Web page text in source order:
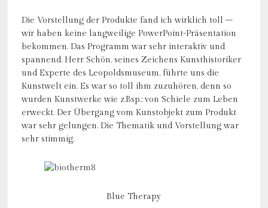
Die Vorstellung der Produkte fand ich wirklich toll –
wir haben keine langweilige PowerPoint-Präsentation
bekommen. Das Programm war sehr interaktiv und
spannend. Herr Schön, seines Zeichens Kunsthistoriker
und Experte des Leopoldsmuseum, führte uns die
Kunstwelt ein. Es war so toll ihm zuzuhören, denn so
wurden Kunstwerke wie z.Bsp.: von Schiele zum Leben
erweckt. Der Übergang vom Kunstobjekt zum Produkt
war sehr gelungen. Die Thematik und Vorstellung war
sehr stimmig.
Blue Therapy